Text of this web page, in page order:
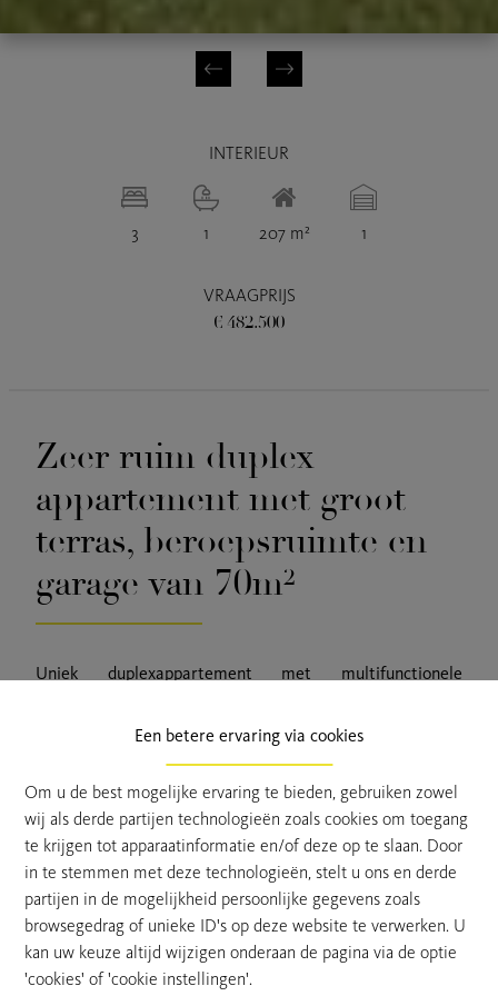
Een betere ervaring via cookies
Om u de best mogelijke ervaring te bieden, gebruiken zowel
wij als derde partijen technologieën zoals cookies om toegang
te krijgen tot apparaatinformatie en/of deze op te slaan. Door
in te stemmen met deze technologieën, stelt u ons en derde
partijen in de mogelijkheid persoonlijke gegevens zoals
browsegedrag of unieke ID's op deze website te verwerken. U
kan uw keuze altijd wijzigen onderaan de pagina via de optie
'cookies' of 'cookie instellingen'.
INTERIEUR
3 1 207 m² 1
VRAAGPRIJS
€ 482.500
Zeer ruim duplex
appartement met groot
terras, beroepsruimte en
garage van 70m²
Uniek duplexappartement met multifunctionele
Ontdek dit uitzonderlijke duplexappartement dat wonen en
werken op een unieke manier combineert. Dankzij de
veelzijdige indeling is deze eigendom ideaal voor
zelfstandigen, vrije beroepen, thuiswerkers of iedereen die
op zoek is naar extra ruimte voor een kantoor, atelier of
studio.
Bij het betreden van het pand komt u binnen in het
gelijkvloerse gedeelte, ingericht als een representatieve
ontvangstruimte met daarnaast een afzonderlijk bureau.
Deze verdieping biedt tal van mogelijkheden als